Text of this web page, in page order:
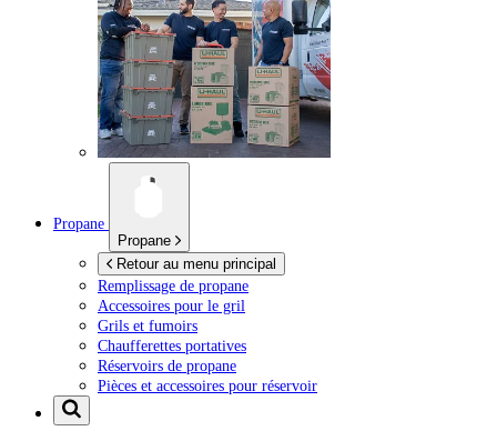
Propane
Propane
Retour au menu principal
Remplissage de propane
Accessoires pour le gril
Grils et fumoirs
Chaufferettes portatives
Réservoirs de propane
Pièces et accessoires pour réservoir